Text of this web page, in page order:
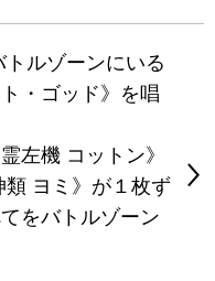
ルゾーンにいる
・ゴッド》を唱
左機 コットン》
類 ヨミ》が１枚ず
をバトルゾーン